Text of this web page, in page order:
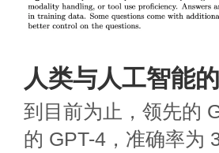
人类与人工智能
到目前为止，领先的
的 GPT-4，准确率为